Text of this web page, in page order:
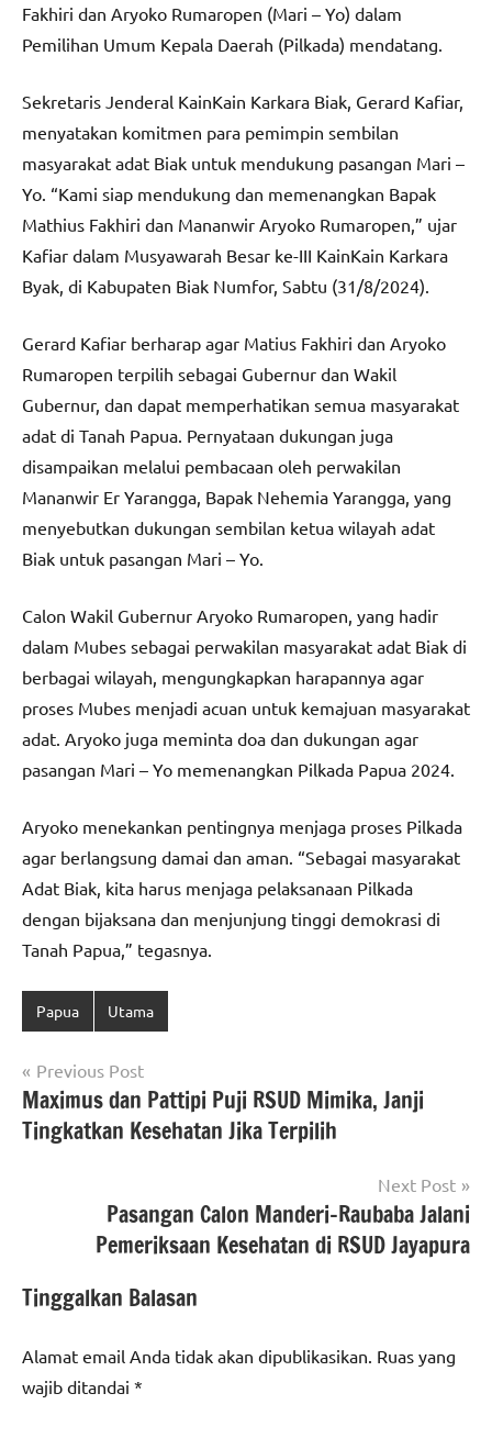
Fakhiri dan Aryoko Rumaropen (Mari – Yo) dalam
Pemilihan Umum Kepala Daerah (Pilkada) mendatang.
Sekretaris Jenderal KainKain Karkara Biak, Gerard Kafiar,
menyatakan komitmen para pemimpin sembilan
masyarakat adat Biak untuk mendukung pasangan Mari –
Yo. “Kami siap mendukung dan memenangkan Bapak
Mathius Fakhiri dan Mananwir Aryoko Rumaropen,” ujar
Kafiar dalam Musyawarah Besar ke-III KainKain Karkara
Byak, di Kabupaten Biak Numfor, Sabtu (31/8/2024).
Gerard Kafiar berharap agar Matius Fakhiri dan Aryoko
Rumaropen terpilih sebagai Gubernur dan Wakil
Gubernur, dan dapat memperhatikan semua masyarakat
adat di Tanah Papua. Pernyataan dukungan juga
disampaikan melalui pembacaan oleh perwakilan
Mananwir Er Yarangga, Bapak Nehemia Yarangga, yang
menyebutkan dukungan sembilan ketua wilayah adat
Biak untuk pasangan Mari – Yo.
Calon Wakil Gubernur Aryoko Rumaropen, yang hadir
dalam Mubes sebagai perwakilan masyarakat adat Biak di
berbagai wilayah, mengungkapkan harapannya agar
proses Mubes menjadi acuan untuk kemajuan masyarakat
adat. Aryoko juga meminta doa dan dukungan agar
pasangan Mari – Yo memenangkan Pilkada Papua 2024.
Aryoko menekankan pentingnya menjaga proses Pilkada
agar berlangsung damai dan aman. “Sebagai masyarakat
Adat Biak, kita harus menjaga pelaksanaan Pilkada
dengan bijaksana dan menjunjung tinggi demokrasi di
Tanah Papua,” tegasnya.
Papua Utama
Navigasi
pos
Previous Post
Maximus dan Pattipi Puji RSUD Mimika, Janji
Tingkatkan Kesehatan Jika Terpilih
Next Post
Pasangan Calon Manderi-Raubaba Jalani
Pemeriksaan Kesehatan di RSUD Jayapura
Tinggalkan Balasan
Alamat email Anda tidak akan dipublikasikan. Ruas yang
wajib ditandai *